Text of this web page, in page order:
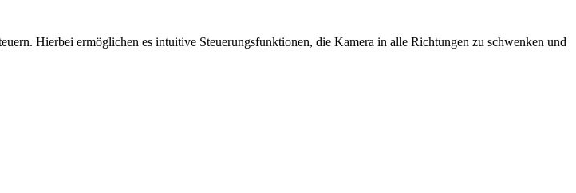
Hierbei ermöglichen es intuitive Steuerungsfunktionen, die Kamera in alle Richtungen zu schwenken und